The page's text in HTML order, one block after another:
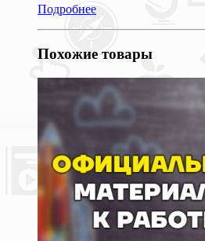
Подробнее
Похожие товары